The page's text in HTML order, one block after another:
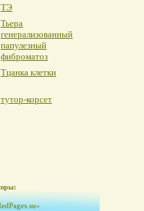
ТЭ
Тьера
генерализованный
папулезный
фиброматоз
Тцанка клетки
тутор-корсет